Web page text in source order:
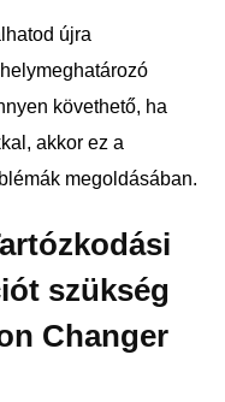
újra
követhető, ha
akkor ez a
megoldásában.
szükség
Changer